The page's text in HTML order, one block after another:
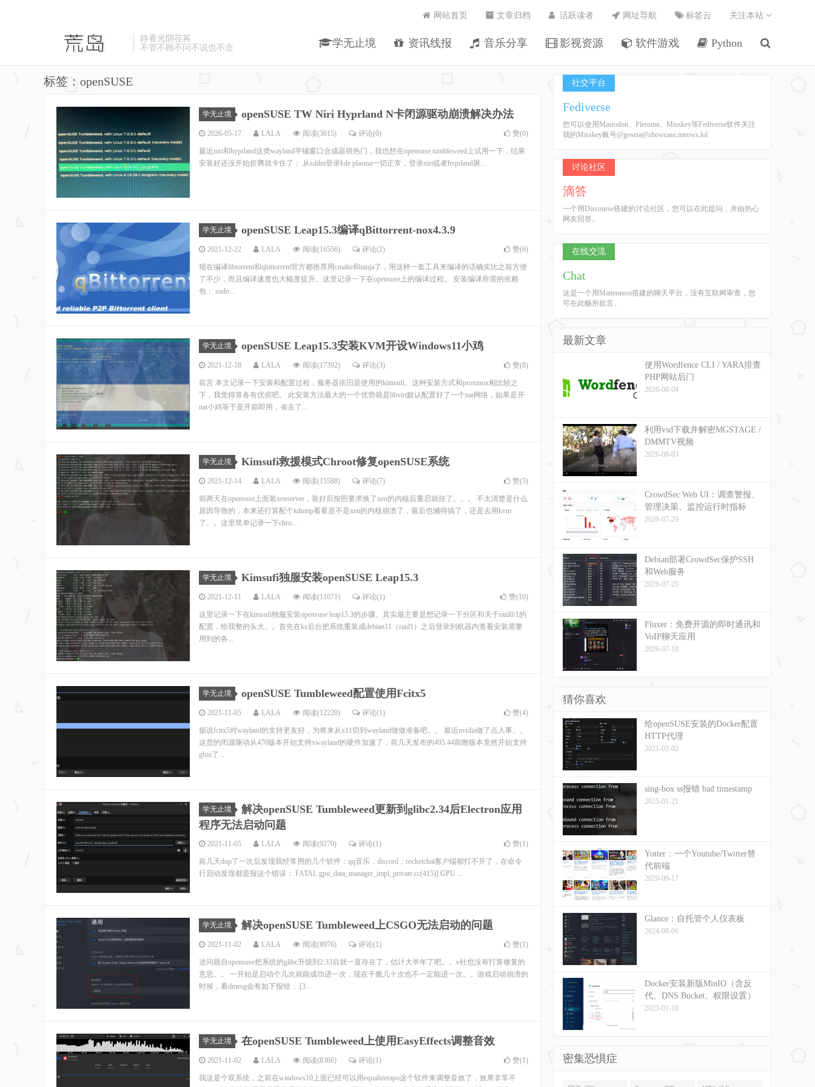
静看光阴荏苒
不管不顾不问不说也不念
学无止境 资讯线报 音乐分享 影视资源 软件游戏 Python
网站首页 文章归档 活跃读者 网址导航 标签云 关注本站
标签：openSUSE
学无止境 openSUSE TW Niri Hyprland N卡闭源驱动崩溃解决办法
2026-05-17 LALA 阅读(3615) 评论(0) 赞(0)
最近niri和hyprland这类wayland平铺窗口合成器很热门，我也想在opensuse tumbleweed上试用一下，结果
安装好还没开始折腾就卡住了： 从sddm登录kde plasma一切正常，登录niri或者hyprland屏...
学无止境 openSUSE Leap15.3编译qBittorrent-nox4.3.9
2021-12-22 LALA 阅读(16556) 评论(2) 赞(6)
现在编译libtorrent和qbittorrent官方都推荐用cmake和ninja了，用这样一套工具来编译的话确实比之前方便
了不少，而且编译速度也大幅度提升。这里记录一下在opensuse上的编译过程。 安装编译所需的依赖
包： sudo...
学无止境 openSUSE Leap15.3安装KVM开设Windows11小鸡
2021-12-18 LALA 阅读(17392) 评论(3) 赞(8)
前言 本文记录一下安装和配置过程，服务器依旧是使用的kimsufi。这种安装方式和proxmox相比较之
下，我觉得算各有优劣吧。 此安装方法最大的一个优势就是libvirt默认配置好了一个nat网络，如果是开
nat小鸡等于是开箱即用，省去了...
学无止境 Kimsufi救援模式Chroot修复openSUSE系统
2021-12-14 LALA 阅读(15588) 评论(7) 赞(5)
前两天在opensuse上面装xenserver，装好后按照要求换了xen的内核后重启就挂了。。。 不太清楚是什么
原因导致的，本来还打算配个kdump看看是不是xen的内核崩溃了，最后也懒得搞了，还是去用kvm
了。。这里简单记录一下chro...
学无止境 Kimsufi独服安装openSUSE Leap15.3
2021-12-11 LALA 阅读(11071) 评论(1) 赞(10)
这里记录一下在kimsufi独服安装opensuse leap15.3的步骤。其实最主要是想记录一下分区和关于raid0/1的
配置，给我整的头大。。首先在ks后台把系统重装成debian11（raid1）之后登录到机器内查看安装需要
用到的各...
学无止境 openSUSE Tumbleweed配置使用Fcitx5
2021-11-05 LALA 阅读(12220) 评论(1) 赞(4)
据说fcitx5对wayland的支持更友好，为将来从x11切到wayland做做准备吧。。 最近nvidia做了点人事。。
这货的闭源驱动从470版本开始支持xwayland的硬件加速了，前几天发布的495.44前瞻版本竟然开始支持
gbm了...
学无止境
解决openSUSE Tumbleweed更新到glibc2.34后Electron应用
程序无法启动问题
2021-11-05 LALA 阅读(9270) 评论(1) 赞(1)
前几天dup了一次后发现我经常用的几个软件：qq音乐，discord，rocketchat客户端都打不开了，在命令
行启动发现都是报这个错误： FATAL:gpu_data_manager_impl_private.cc(415)] GPU ...
学无止境 解决openSUSE Tumbleweed上CSGO无法启动的问题
2021-11-02 LALA 阅读(8976) 评论(1) 赞(1)
这问题自opensuse把系统的glibc升级到2.33后就一直存在了，估计大半年了吧。。v社也没有打算修复的
意思。。 一开始是启动个几次就能成功进一次，现在干脆几十次也不一定能进一次。。游戏启动崩溃的
时候，看dmesg会有如下报错： [3...
学无止境 在openSUSE Tumbleweed上使用EasyEffects调整音效
2021-11-02 LALA 阅读(8366) 评论(1) 赞(1)
我这是个双系统，之前在windows10上面已经可以用equalizerapo这个软件来调整音效了，效果非常不
社交平台
Fediverse
您可以使用Mastodon、Pleroma、Misskey等Fediverse软件关注
我的Misskey账号@goseia@showcase.meows.lol
讨论社区
滴答
一个用Discourse搭建的讨论社区，您可以在此提问，并由热心
网友回答。
在线交流
Chat
这是一个用Mattermost搭建的聊天平台，没有互联网审查，您
可在此畅所欲言。
最新文章
使用Wordfence CLI / YARA排查
PHP网站后门
2026-08-04
利用vsd下载并解密MGSTAGE /
DMMTV视频
2026-08-03
CrowdSec Web UI：调查警报、
管理决策、监控运行时指标
2026-07-29
Debian部署CrowdSec保护SSH
和Web服务
2026-07-25
Fluxer：免费开源的即时通讯和
VoIP聊天应用
2026-07-18
猜你喜欢
给openSUSE安装的Docker配置
HTTP代理
2021-02-02
sing-box ss报错 bad timestamp
2025-01-21
Yotter：一个Youtube/Twitter替
代前端
2020-09-17
Glance：自托管个人仪表板
2024-08-06
Docker安装新版MinIO（含反
代、DNS Bucket、权限设置）
2023-01-18
密集恐惧症